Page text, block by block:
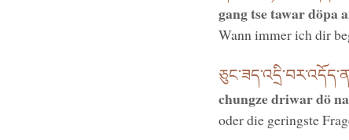
gang tse tawar döpa
Wann immer ich dir
chungze driwar dö
oder die geringste